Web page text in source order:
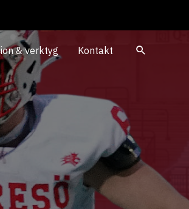
& verktyg Kontakt